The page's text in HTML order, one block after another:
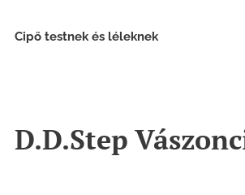
Cipő testnek és léleknek
D.D.Step